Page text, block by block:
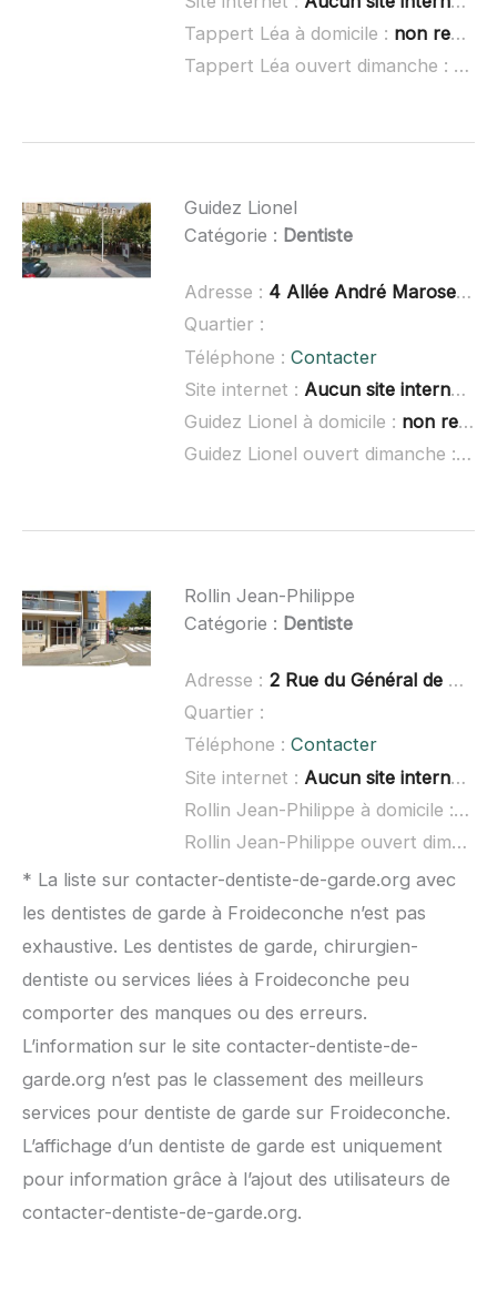
Tappert Léa à domicile : non renseigné
Tappert Léa ouvert dimanche :
non
Guidez Lionel
Catégorie : Dentiste
Adresse : 4 Allée André Maroselli, 70300 Luxeuil-les-Bains
Quartier :
Téléphone : Contacter
Site internet : Aucun site internet connu
Guidez Lionel à domicile : non renseigné
Guidez Lionel ouvert dimanche :
Rollin Jean-Philippe
Catégorie : Dentiste
Adresse : 2 Rue du Général de Négrier, 90000 Belfort
Quartier :
Téléphone : Contacter
Site internet : Aucun site internet connu
Rollin Jean-Philippe à domicile :non
Rollin Jean-Philippe ouvert dimanche :
* La liste sur contacter-dentiste-de-garde.org avec
les dentistes de garde à Froideconche n’est pas
exhaustive. Les dentistes de garde, chirurgien-
dentiste ou services liées à Froideconche peu
comporter des manques ou des erreurs.
L’information sur le site contacter-dentiste-de-
garde.org n’est pas le classement des meilleurs
services pour dentiste de garde sur Froideconche.
L’affichage d’un dentiste de garde est uniquement
pour information grâce à l’ajout des utilisateurs de
contacter-dentiste-de-garde.org.